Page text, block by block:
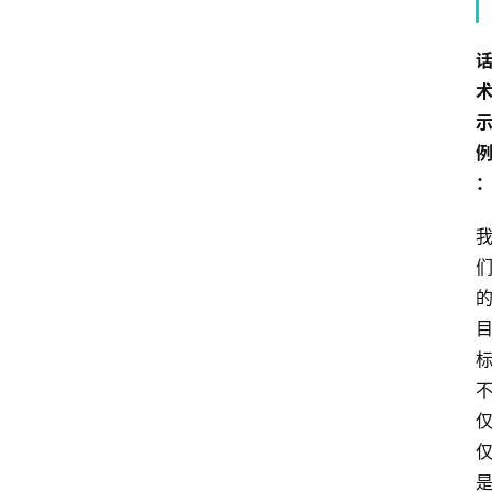
话
术
示
例
：
我
们
的
目
标
不
仅
仅
是